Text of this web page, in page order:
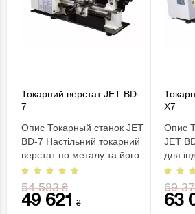
Токарний верстат JET BD-
7
Опис Токарный станок JET
BD-7 Настільний токарний
верстат по металу та його
призначення..
54 583₴
49 621 ₴
X7
Опис
JET
для
69
63